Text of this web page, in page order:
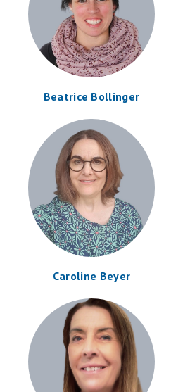
Beatrice Bollinger
Caroline Beyer